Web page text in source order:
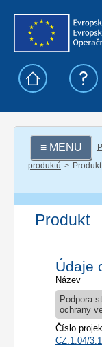
≡ MENU
produktů
Produkt
Produkt
Údaje
Název
Podpora
ochrany
Číslo
CZ.1.04/